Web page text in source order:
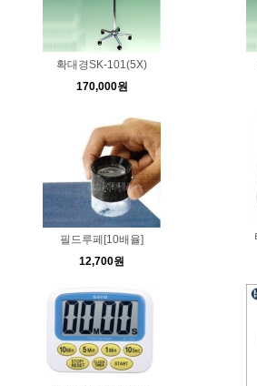
확대경SK-101(5X)
170,000원
필드루페[10배율]
12,700원